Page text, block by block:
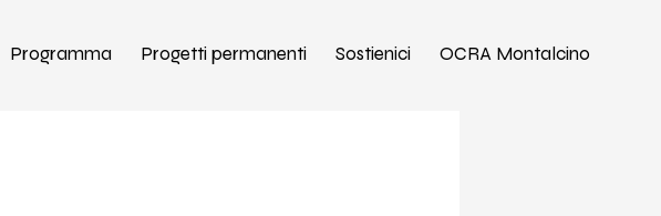
Programma Progetti permanenti Sostienici OCRA Montalcino